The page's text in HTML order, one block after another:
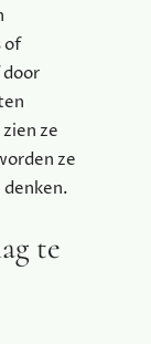
of
door
ze
ze
te